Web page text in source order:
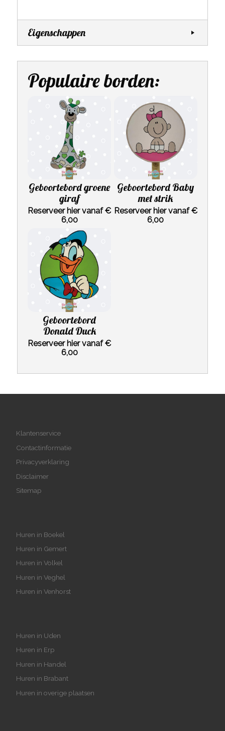
Eigenschappen
Populaire borden:
Geboortebord groene
giraf
Reserveer hier vanaf €
6,00
Geboortebord Baby
met strik
Reserveer hier vanaf €
6,00
Geboortebord
Donald Duck
Reserveer hier vanaf €
6,00
Klantenservice
Contactinformatie
Privacyverklaring
Disclaimer
Sitemap
Huren in Boekel
Huren in Gemert
Huren in Volkel
Huren in Veghel
Huren in Venhorst
Huren in Uden
Huren in Erp
Huren in Handel
Huren in Brabant
Huren in overige plaatsen